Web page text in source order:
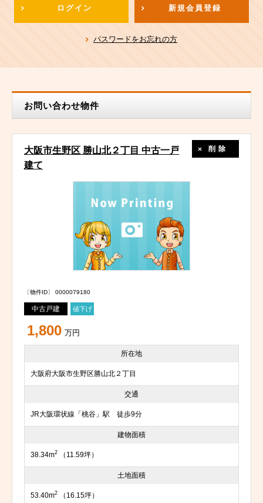
ログイン 新規会員登録
パスワードをお忘れの方
お問い合わせ物件
大阪市生野区 勝山北２丁目 中古一戸
建て
削除
〔物件ID〕 0000079180
中古戸建 値下げ
1,800 万円
所在地
大阪府大阪市生野区勝山北２丁目
交通
JR大阪環状線「桃谷」駅 徒歩9分
建物面積
38.34m2 （11.59坪）
土地面積
53.40m2 （16.15坪）